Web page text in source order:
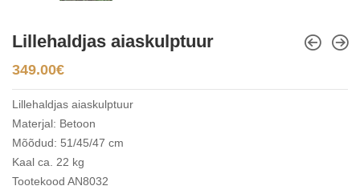
Lillehaldjas aiaskulptuur
349.00€
Lillehaldjas aiaskulptuur
Materjal: Betoon
Mõõdud: 51/45/47 cm
Kaal ca. 22 kg
Tootekood AN8032